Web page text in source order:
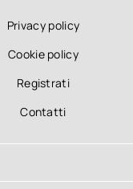
Privacy policy
Cookie policy
Registrati
Contatti